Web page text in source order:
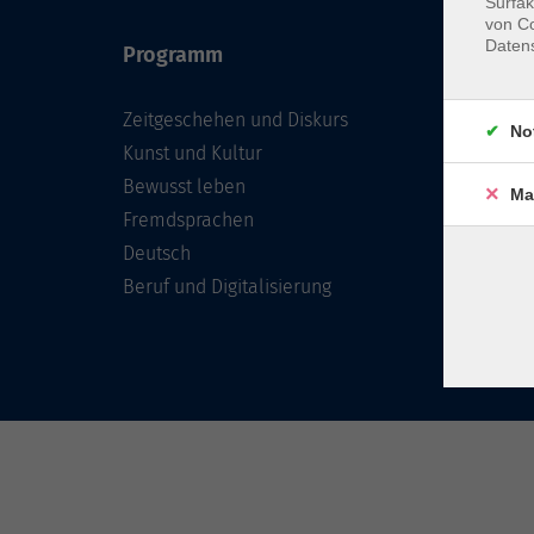
Programm
Zeitgeschehen und Diskurs
Kunst und Kultur
Bewusst leben
Fremdsprachen
Deutsch
Beruf und Digitalisierung
von